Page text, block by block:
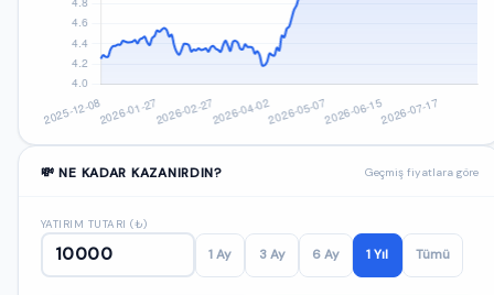
💸 NE KADAR KAZANIRDIN? Geçmiş fiyatlara göre
YATIRIM TUTARI (₺)
1 Ay 3 Ay 6 Ay 1 Yıl Tümü